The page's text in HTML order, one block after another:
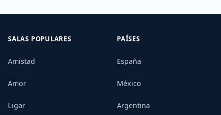
SALAS POPULARES
Amistad
Amor
Ligar
PAÍSES
España
México
Argentina